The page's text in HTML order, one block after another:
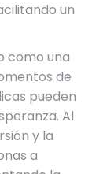
un
como una
de
pueden
Al
y la
a